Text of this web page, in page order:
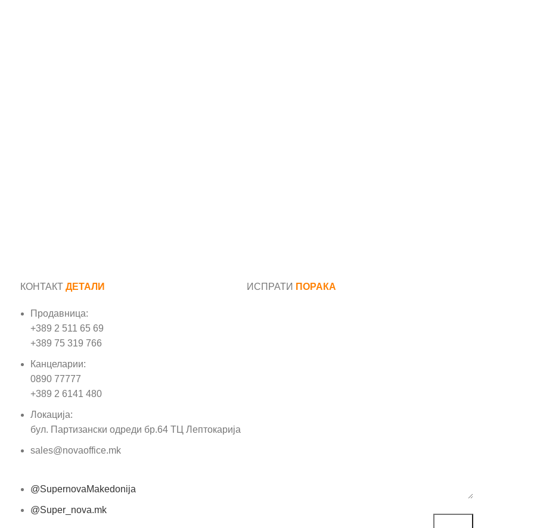
КОНТАКТ ДЕТАЛИ
Продавница:
+389 2 511 65 69
+389 75 319 766
Канцеларии:
0890 77777
+389 2 6141 480
Локација:
бул. Партизански одреди бр.64 ТЦ Лептокарија
sales@novaoffice.mk
@SupernovaMakedonija
@Super_nova.mk
ИСПРАТИ ПОРАКА